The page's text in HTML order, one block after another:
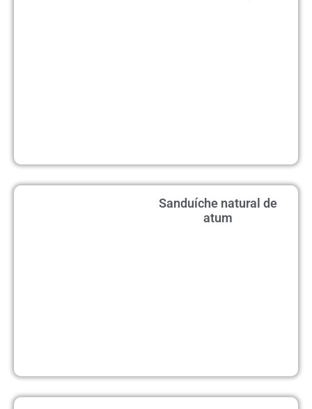
Sanduíche natural de
atum